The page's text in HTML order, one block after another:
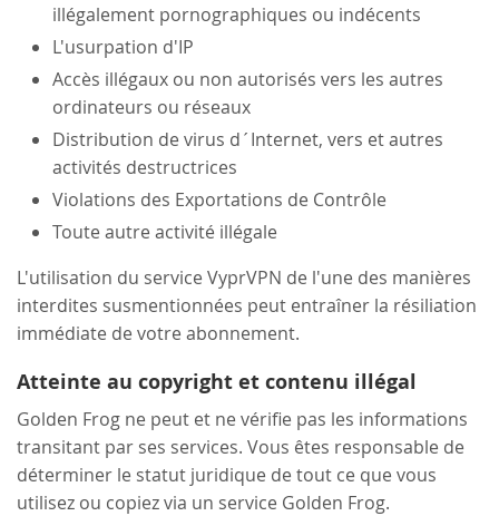
illégalement pornographiques ou indécents
L'usurpation d'IP
Accès illégaux ou non autorisés vers les autres
ordinateurs ou réseaux
Distribution de virus d´Internet, vers et autres
activités destructrices
Violations des Exportations de Contrôle
Toute autre activité illégale
L'utilisation du service VyprVPN de l'une des manières
interdites susmentionnées peut entraîner la résiliation
immédiate de votre abonnement.
Atteinte au copyright et contenu illégal
Golden Frog ne peut et ne vérifie pas les informations
transitant par ses services. Vous êtes responsable de
déterminer le statut juridique de tout ce que vous
utilisez ou copiez via un service Golden Frog.